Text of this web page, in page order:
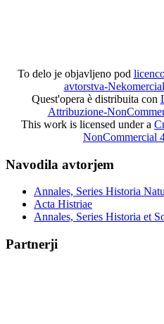
To delo je objavljeno pod
avtorstva-
Quest'opera è distribuita con
Attribuzione-
This work is licensed under a
NonCommercial
Navodila avtorjem
Annales, Series Historia
Acta Histriae
Annales, Series Historia et
Partnerji